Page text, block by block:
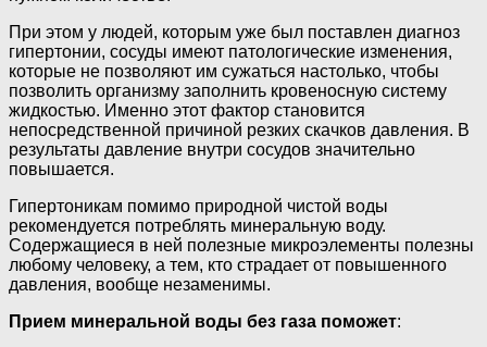
При этом у людей, которым уже был поставлен диагноз
гипертонии, сосуды имеют патологические изменения,
которые не позволяют им сужаться настолько, чтобы
позволить организму заполнить кровеносную систему
жидкостью. Именно этот фактор становится
непосредственной причиной резких скачков давления. В
результаты давление внутри сосудов значительно
повышается.
Гипертоникам помимо природной чистой воды
рекомендуется потреблять минеральную воду.
Содержащиеся в ней полезные микроэлементы полезны
любому человеку, а тем, кто страдает от повышенного
давления, вообще незаменимы.
Прием минеральной воды без газа поможет: